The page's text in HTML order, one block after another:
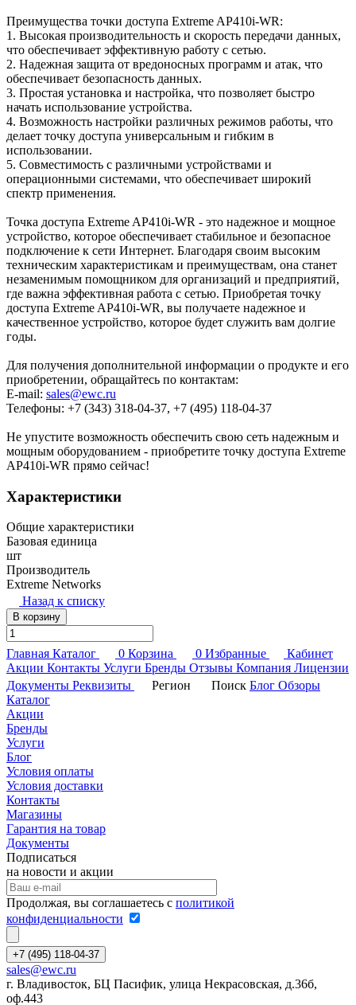
Преимущества точки доступа Extreme AP410i-WR:
1. Высокая производительность и скорость передачи данных,
что обеспечивает эффективную работу с сетью.
2. Надежная защита от вредоносных программ и атак, что
обеспечивает безопасность данных.
3. Простая установка и настройка, что позволяет быстро
начать использование устройства.
4. Возможность настройки различных режимов работы, что
делает точку доступа универсальным и гибким в
использовании.
5. Совместимость с различными устройствами и
операционными системами, что обеспечивает широкий
спектр применения.
Точка доступа Extreme AP410i-WR - это надежное и мощное
устройство, которое обеспечивает стабильное и безопасное
подключение к сети Интернет. Благодаря своим высоким
техническим характеристикам и преимуществам, она станет
незаменимым помощником для организаций и предприятий,
где важна эффективная работа с сетью. Приобретая точку
доступа Extreme AP410i-WR, вы получаете надежное и
качественное устройство, которое будет служить вам долгие
годы.
Для получения дополнительной информации о продукте и его
приобретении, обращайтесь по контактам:
E-mail: sales@ewc.ru
Телефоны: +7 (343) 318-04-37, +7 (495) 118-04-37
Не упустите возможность обеспечить свою сеть надежным и
мощным оборудованием - приобретите точку доступа Extreme
AP410i-WR прямо сейчас!
Характеристики
Общие характеристики
Базовая единица
шт
Производитель
Extreme Networks
Назад к списку
В корзину
Главная Каталог 0 Корзина 0 Избранные
Кабинет
Акции Контакты Услуги Бренды Отзывы Компания Лицензии
Документы Реквизиты Регион Поиск Блог Обзоры
Каталог
Акции
Бренды
Услуги
Блог
Условия оплаты
Условия доставки
Контакты
Магазины
Гарантия на товар
Документы
Подписаться
на новости и акции
Продолжая, вы соглашаетесь с политикой
конфиденциальности
+7 (495) 118-04-37
sales@ewc.ru
г. Владивосток, БЦ Пасифик, улица Некрасовская, д.36б,
оф.443